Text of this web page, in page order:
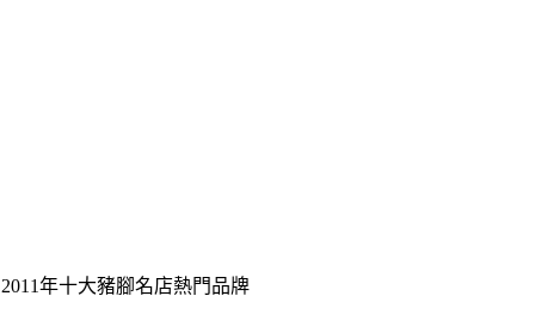
年十大豬腳名店熱門品牌